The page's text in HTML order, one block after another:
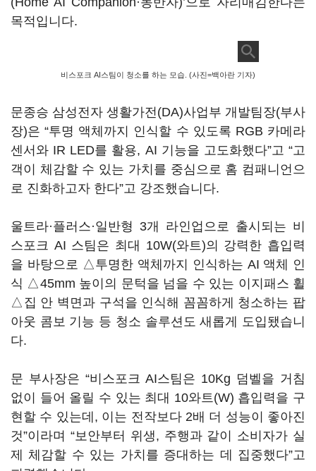
목적입니다.
비스포크 AI스팀이 청소를 하는 모습. (사진=백아란 기자)
문종승 삼성전자 생활가전(DA)사업부 개발팀장(부사
장)은 “투명 액체까지 인식할 수 있도록 RGB 카메라
센서와 IR LED를 활용, AI 기능을 고도화했다”고 “고
객이 체감할 수 있는 가치를 중심으로 홈 컴패니언으
로 진화하고자 한다”고 강조했습니다.
울트라·플러스·일반형 3개 라인업으로 출시되는 비
스포크 AI 스팀은 최대 10W(와트)의 강력한 흡입력
을 바탕으로 △투명한 액체까지 인식하는 AI 액체 인
식 △45mm 높이의 문턱을 넘을 수 있는 이지패스 휠
△집 안 벽면과 구석을 인식해 꼼꼼하게 청소하는 팝
아웃 콤보 기능 등 청소 솔루션도 새롭게 도입됐습니
다.
문 부사장은 “비스포크 AI스팀은 10Kg 덤벨을 거침
없이 들어 올릴 수 있는 최대 10와트(W) 흡입력을 구
현할 수 있는데, 이는 전작보다 2배 더 성능이 좋아진
것”이라며 “보안부터 위생, 주행과 같이 소비자가 실
제 체감할 수 있는 가치를 증대하는 데 집중했다”고